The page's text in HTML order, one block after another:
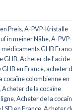
Preis,A-PVP-Kristalle
in meiner Nähe,A-PVP-
médicaments GHB
GHB,Acheter de l’acide
en France, acheter
cocaïne colombienne en
,Acheter de la cocaïne
,Acheter de la